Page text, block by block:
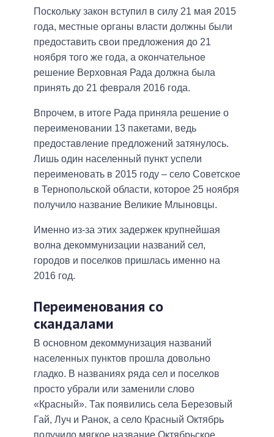
Поскольку закон вступил в силу 21 мая 2015
года, местные органы власти должны были
предоставить свои предложения до 21
ноября того же года, а окончательное
решение Верховная Рада должна была
принять до 21 февраля 2016 года.
Впрочем, в итоге Рада приняла решение о
переименовании 13 пакетами, ведь
предоставление предложений затянулось.
Лишь один населенный пункт успели
переименовать в 2015 году – село Советское
в Тернопольской области, которое 25 ноября
получило название Великие Млыновцы.
Именно из-за этих задержек крупнейшая
волна декоммунизации названий сел,
городов и поселков пришлась именно на
2016 год.
Переименования со
скандалами
В основном декоммунизация названий
населенных пунктов прошла довольно
гладко. В названиях ряда сел и поселков
просто убрали или заменили слово
«Красный». Так появились села Березовый
Гай, Луч и Ранок, а село Красный Октябрь
получило мягкое название Октябрьское.